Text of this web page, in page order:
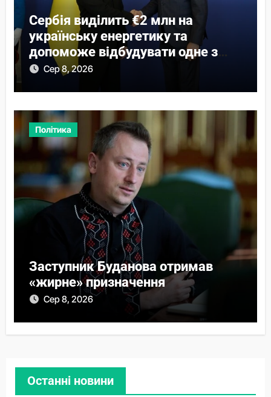
Сербія виділить €2 млн на
українську енергетику та
допоможе відбудувати одне з
містСер 8, 2026
Політика
Заступник Буданова отримав
«жирне» призначення
Сер 8, 2026
Останні новини